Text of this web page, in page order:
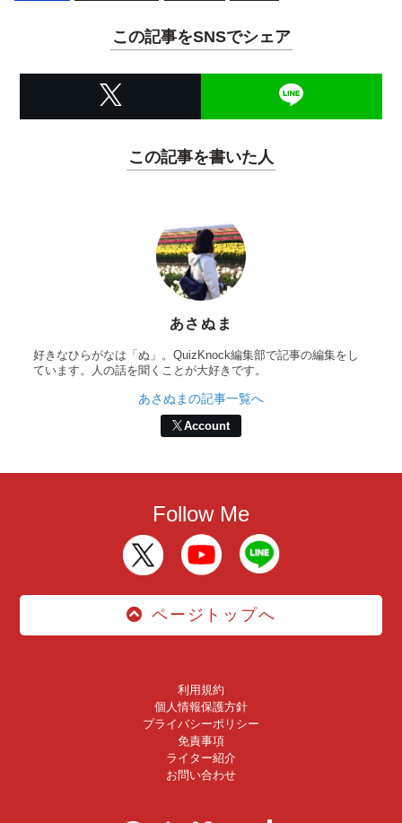
この記事をSNSでシェア
この記事を書いた人
あさぬま
好きなひらがなは「ぬ」。QuizKnock編集部で記事の編集をし
ています。人の話を聞くことが大好きです。
あさぬまの記事一覧へ
Account
Follow Me
ページトップへ
利用規約
個人情報保護方針
プライバシーポリシー
免責事項
ライター紹介
お問い合わせ